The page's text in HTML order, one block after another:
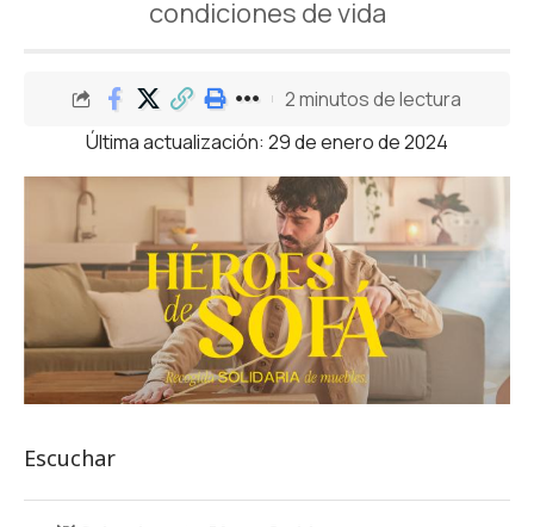
condiciones de vida
Última actualización: 29 de enero de 2024
2 minutos de lectura
Escuchar